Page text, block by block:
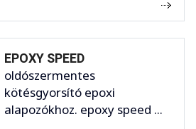
EPOXY SPEED
oldószermentes
kötésgyorsító epoxi
alapozókhoz. epoxy speed ...